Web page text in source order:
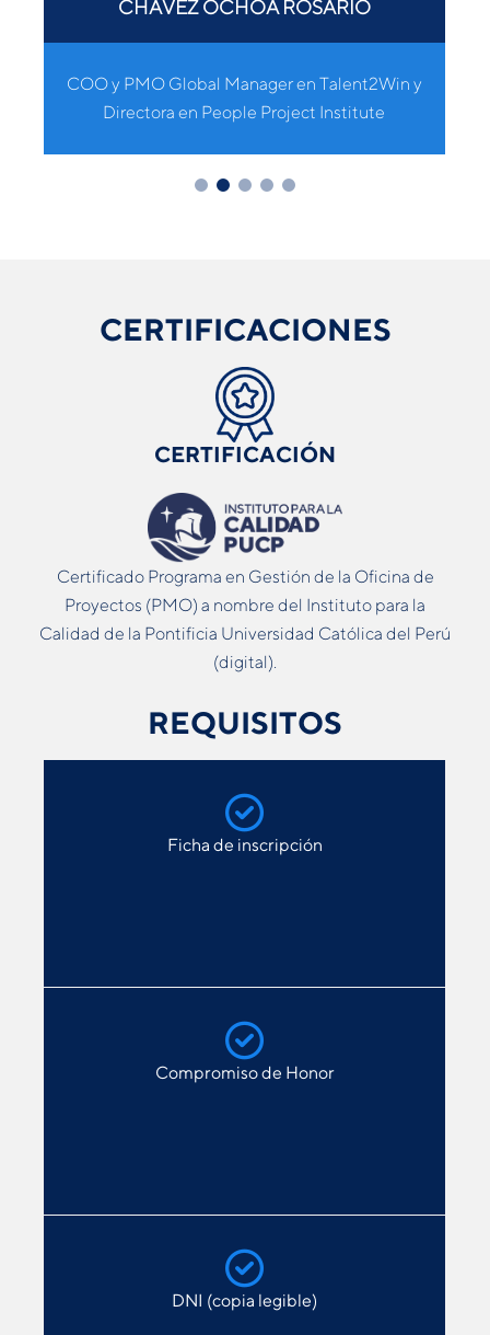
CHAVEZ OCHOA ROSARIO
COO y PMO Global Manager en Talent2Win y
Directora en People Project Institute
CERTIFICACIONES
CERTIFICACIÓN
Certificado Programa en Gestión de la Oficina de
Proyectos (PMO) a nombre del Instituto para la
Calidad de la Pontificia Universidad Católica del Perú
(digital).
REQUISITOS
Ficha de inscripción
Compromiso de Honor
DNI (copia legible)